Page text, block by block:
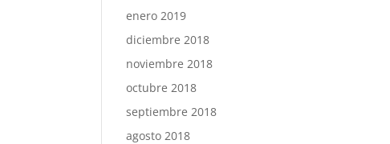
enero 2019
diciembre 2018
noviembre 2018
octubre 2018
septiembre 2018
agosto 2018